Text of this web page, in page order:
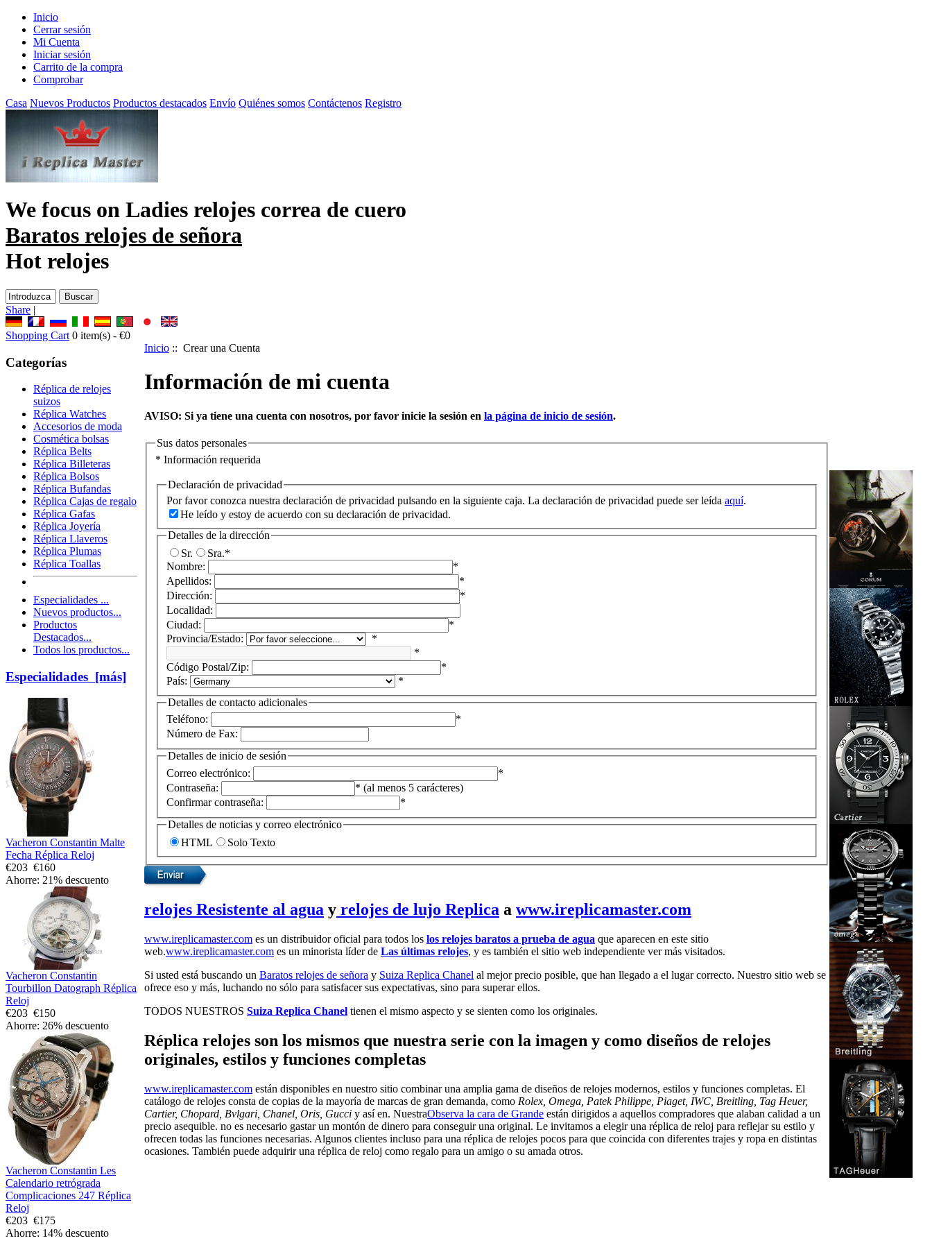
Inicio
Cerrar sesión
Mi Cuenta
Iniciar sesión
Carrito de la compra
Comprobar
Casa Nuevos Productos Productos destacados Envío Quiénes somos Contáctenos Registro
We focus on Ladies relojes correa de cuero
Baratos relojes de señora
Hot relojes
Share |
Shopping Cart 0 item(s) - €0
Categorías
Réplica de relojes
suizos
Réplica Watches
Accesorios de moda
Cosmética bolsas
Réplica Belts
Réplica Billeteras
Réplica Bolsos
Réplica Bufandas
Réplica Cajas de regalo
Réplica Gafas
Réplica Joyería
Réplica Llaveros
Réplica Plumas
Réplica Toallas
Especialidades ...
Nuevos productos...
Productos
Destacados...
Todos los productos...
Especialidades [más]
Vacheron Constantin Malte
Fecha Réplica Reloj
€203 €160
Ahorre: 21% descuento
Vacheron Constantin
Tourbillon Datograph Réplica
Reloj
€203 €150
Ahorre: 26% descuento
Vacheron Constantin Les
Calendario retrógrada
Complicaciones 247 Réplica
Reloj
€203 €175
Ahorre: 14% descuento
Inicio :: Crear una Cuenta
Información de mi cuenta
AVISO: Si ya tiene una cuenta con nosotros, por favor inicie la sesión en la página de inicio de sesión.
Sus datos personales
* Información requerida
Declaración de privacidad
Por favor conozca nuestra declaración de privacidad pulsando en la siguiente caja. La declaración de privacidad puede ser leída aquí.
He leído y estoy de acuerdo con su declaración de privacidad.
Detalles de la dirección
Sr.
Sra.*
Nombre:
*
Apellidos:
*
Dirección:
*
Localidad:
Ciudad:
*
Provincia/Estado:
*
*
Código Postal/Zip:
*
País:
*
Detalles de contacto adicionales
Teléfono:
*
Número de Fax:
Detalles de inicio de sesión
Correo electrónico:
*
Contraseña:
* (al menos 5 carácteres)
Confirmar contraseña:
*
Detalles de noticias y correo electrónico
HTML
Solo Texto
relojes Resistente al agua y relojes de lujo Replica a www.ireplicamaster.com
www.ireplicamaster.com es un distribuidor oficial para todos los los relojes baratos a prueba de agua que aparecen en este sitio
web.www.ireplicamaster.com es un minorista líder de Las últimas relojes, y es también el sitio web independiente ver más visitados.
Si usted está buscando un Baratos relojes de señora y Suiza Replica Chanel al mejor precio posible, que han llegado a el lugar correcto. Nuestro sitio web se
ofrece eso y más, luchando no sólo para satisfacer sus expectativas, sino para superar ellos.
TODOS NUESTROS Suiza Replica Chanel tienen el mismo aspecto y se sienten como los originales.
Réplica relojes son los mismos que nuestra serie con la imagen y como diseños de relojes
originales, estilos y funciones completas
www.ireplicamaster.com están disponibles en nuestro sitio combinar una amplia gama de diseños de relojes modernos, estilos y funciones completas. El
catálogo de relojes consta de copias de la mayoría de marcas de gran demanda, como Rolex, Omega, Patek Philippe, Piaget, IWC, Breitling, Tag Heuer,
Cartier, Chopard, Bvlgari, Chanel, Oris, Gucci y así en. NuestraObserva la cara de Grande están dirigidos a aquellos compradores que alaban calidad a un
precio asequible. no es necesario gastar un montón de dinero para conseguir una original. Le invitamos a elegir una réplica de reloj para reflejar su estilo y
ofrecen todas las funciones necesarias. Algunos clientes incluso para una réplica de relojes pocos para que coincida con diferentes trajes y ropa en distintas
ocasiones. También puede adquirir una réplica de reloj como regalo para un amigo o su amada otros.